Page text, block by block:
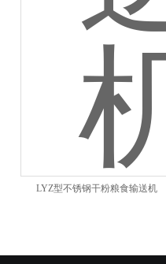
LYZ型不锈钢干粉粮食输送机